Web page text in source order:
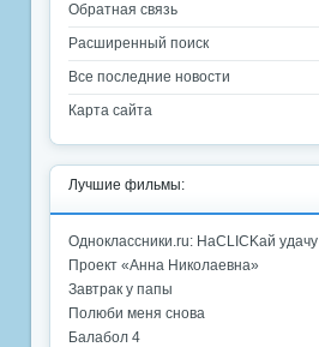
Обратная связь
Расширенный поиск
Все последние новости
Карта сайта
Лучшие фильмы:
Одноклассники.ru: НаCLICKай удачу
Проект «Анна Николаевна»
Завтрак у папы
Полюби меня снова
Балабол 4